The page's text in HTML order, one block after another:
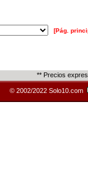
[Pág.
** Precios
© 2002/2022 Solo10.com